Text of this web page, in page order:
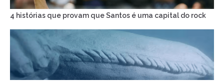
4 histórias que provam que Santos é uma capital do rock